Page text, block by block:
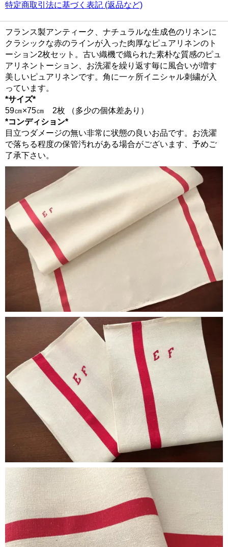
特定商取引法に基づく表記 (返品など)
フランス製アンティーク、ナチュラルな生成色のリネンに
クラシックな赤のラインが入った肉厚なピュアリネンのト
ーション2枚セット。古い織機で織られた素朴な質感のピュ
アリネントーション、お洗濯を繰り返す毎に風合いが増す
美しいピュアリネンです。角に一ヶ所イニシャル刺繍が入
っています。
*サイズ*
59㎝×75㎝ 2枚 （多少の個体差あり）
*コンディション*
目立つダメージの無い非常に状態の良いお品です。お洗濯
で落ちる程度の保管汚れがある場合がございます、予めご
了承下さい。